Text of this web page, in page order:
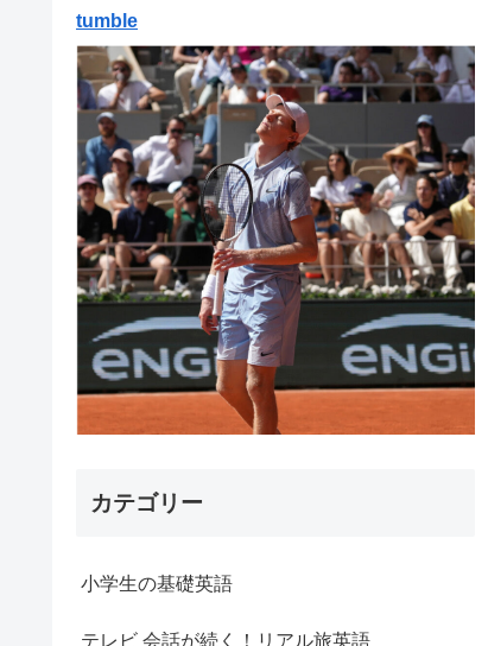
tumble
カテゴリー
小学生の基礎英語
テレビ 会話が続く！リアル旅英語